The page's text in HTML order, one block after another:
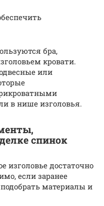
бра,
кровати.
или
в нише изголовья.
спинок
изголовье достаточно
если заранее
материалы и